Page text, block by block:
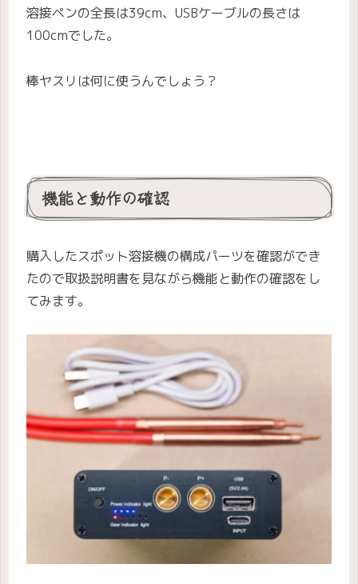
溶接ペンの全長は39cm、USBケーブルの長さは
100cmでした。
棒ヤスリは何に使うんでしょう？
機能と動作の確認
購入したスポット溶接機の構成パーツを確認ができ
たので取扱説明書を見ながら機能と動作の確認をし
てみます。